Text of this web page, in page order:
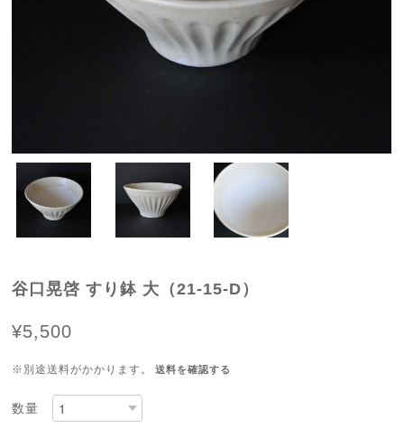
谷口晃啓 すり鉢 大（21-15-D）
¥5,500
※別途送料がかかります。 送料を確認する
数量